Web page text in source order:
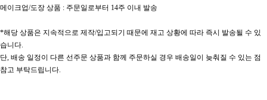
메이크업/도장 상품 : 주문일로부터 14주 이내 발송
*해당 상품은 지속적으로 제작/입고되기 때문에 재고 상황에 따라 즉시 발송될 수 있
습니다.
단, 배송 일정이 다른 선주문 상품과 함께 주문하실 경우 배송일이 늦춰질 수 있는 점
참고 부탁드립니다.